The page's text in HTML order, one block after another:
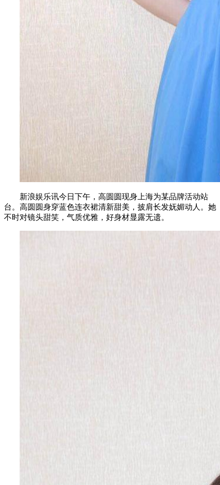
新浪娱乐讯今日下午，高圆圆现身上海为某品牌活动站
台。高圆圆身穿蓝色连衣裙清新甜美，披肩长发妩媚动人。她
不时对镜头甜笑，气质优雅，好身材显露无遗。